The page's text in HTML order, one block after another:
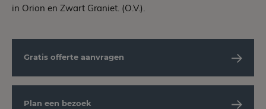
in Orion en Zwart Graniet. (O.V.).
Gratis offerte aanvragen
Plan een bezoek